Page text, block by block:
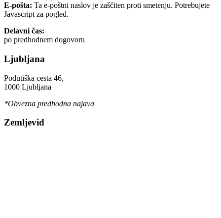
E-pošta: Ta e-poštni naslov je zaščiten proti smetenju. Potrebujete
Javascript za pogled.
Delavni čas:
po predhodnem dogovoru
Ljubljana
Podutiška cesta 46,
1000 Ljubljana
*Obvezna predhodna najava
Zemljevid